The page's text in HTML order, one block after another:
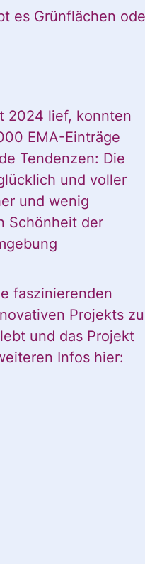
es Grünflächen
2024 lief, konnten
EMA-Einträge
Tendenzen: Die
und voller
und wenig
Schönheit der
faszinierenden
Projekts
und das Projekt
Infos hier:
Nachname
Nachname